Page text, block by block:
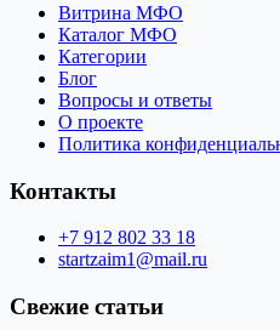
Витрина МФО
Каталог МФО
Категории
Блог
Вопросы и ответы
О проекте
Политика
Контакты
+7 912 802 33 18
startzaim1@mail.ru
Свежие статьи